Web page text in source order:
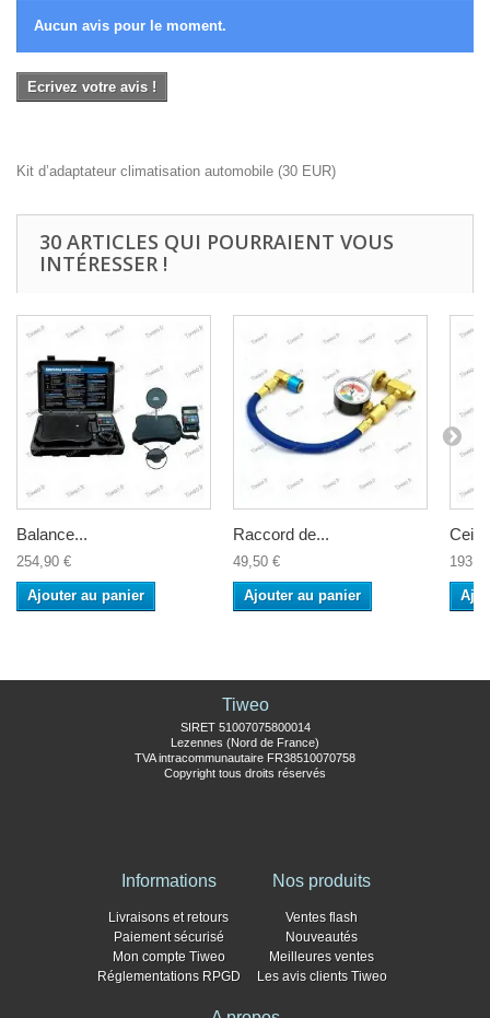
Aucun avis pour le moment.
Ecrivez votre avis !
Kit d’adaptateur climatisation automobile (30 EUR)
30 ARTICLES QUI POURRAIENT VOUS
INTÉRESSER !
Balance...
254,90 €
Ajouter au panier
Raccord de...
49,50 €
Ajouter au panier
Tiweo
SIRET 51007075800014
Lezennes (Nord de France)
TVA intracommunautaire FR38510070758
Copyright tous droits réservés
Informations
Livraisons et retours
Paiement sécurisé
Mon compte Tiweo
Réglementations RPGD
Nos produits
Ventes flash
Nouveautés
Meilleures ventes
Les avis clients Tiweo